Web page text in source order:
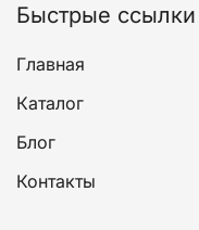
Быстрые ссылки
Главная
Каталог
Блог
Контакты